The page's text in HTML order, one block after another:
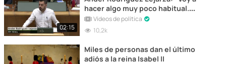
02:15
hacer algo muy poco habitual.
Renuncio"
Vídeos de política
10,2k
Miles de personas dan el último
adiós a la reina Isabel II